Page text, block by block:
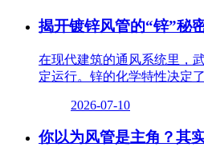
揭开镀锌风管的“锌”秘
在现代建筑的通风系统里，
定运行。锌的化学特性决定
2026-07-10
你以为风管是主角？其